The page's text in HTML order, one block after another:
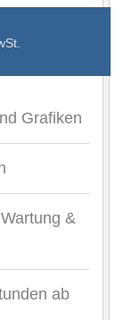
Grafiken
&
ab